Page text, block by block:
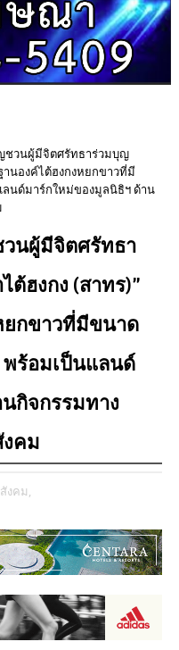
ชวนผู้มีจิตศรัทธาร่วมบุญ
านองค์ไต้ฮงกงหยกขาวที่มี
นด์มาร์กใหม่ของมูลนิธิฯ ด้าน
นผู้มีจิตศรัทธา
ต้ฮงกง (สาทร)”
ยกขาวที่มีขนาด
ร้อมเป็นแลนด์
กิจกรรมทาง
งคม
สังคม,